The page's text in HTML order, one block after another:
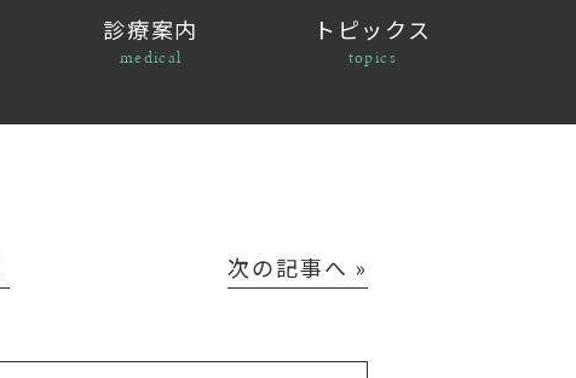
診療案内
medical
トピックス
topics
次の記事へ »